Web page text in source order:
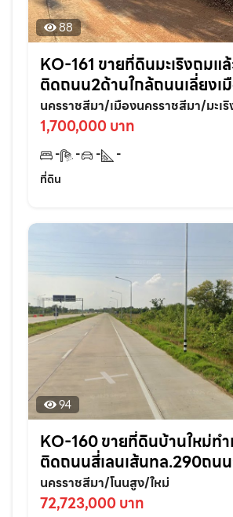
88
KO-161 ขายที่ดินมะเริงถมแ
ติดถนน2ด้านใกล้ถนนเลี่ยงเมื
2.7กม. อ.เมืองนครราชสีมา
นครราชสีมา/เมืองนครราชสีมา/มะเริ
1,700,000 บาท
- - -
-
ที่ดิน
94
KO-160 ขายที่ดินบ้านใหม่ทำ
ติดถนนสี่เลนเส้นทล.290ถน
รอบเมือง ใกล้ถนนมิตรภาพ2-
อ.โนนสูง จ.นครราชสีมา
นครราชสีมา/โนนสูง/ใหม่
72,723,000 บาท